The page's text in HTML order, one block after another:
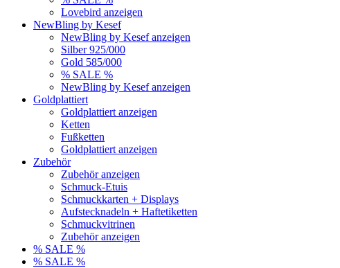
Lovebird anzeigen
NewBling by Kesef
NewBling by Kesef anzeigen
Silber 925/000
Gold 585/000
% SALE %
NewBling by Kesef anzeigen
Goldplattiert
Goldplattiert anzeigen
Ketten
Fußketten
Goldplattiert anzeigen
Zubehör
Zubehör anzeigen
Schmuck-Etuis
Schmuckkarten + Displays
Aufstecknadeln + Haftetiketten
Schmuckvitrinen
Zubehör anzeigen
% SALE %
% SALE %